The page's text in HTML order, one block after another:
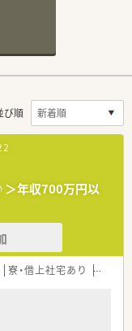
び順
＞年収700万円以
寮・借上社宅あり 住宅